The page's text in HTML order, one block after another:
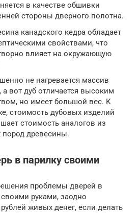
в качестве обшивки
стороны дверного полотна.
канадского кедра обладает
свойствами, что
влияет на окружающую
не нагревается массив
а вот дуб отличается высоким
но имеет большой вес. К
стоимость дубовых изделий
стоимость аналогов из
пород древесины.
в парилку своими
проблемы дверей в
руками, заодно
живых денег, если делать